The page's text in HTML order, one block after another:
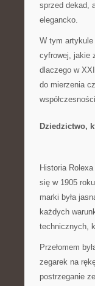
sprzed dekad,
elegancko.
W tym artykule
cyfrowej, jakie
dlaczego w
do mierzenia
Dziedzictwo,
Historia
się w 1905
marki była
każdych
technicznych,
Przełomem
zegarek na
postrzeganie